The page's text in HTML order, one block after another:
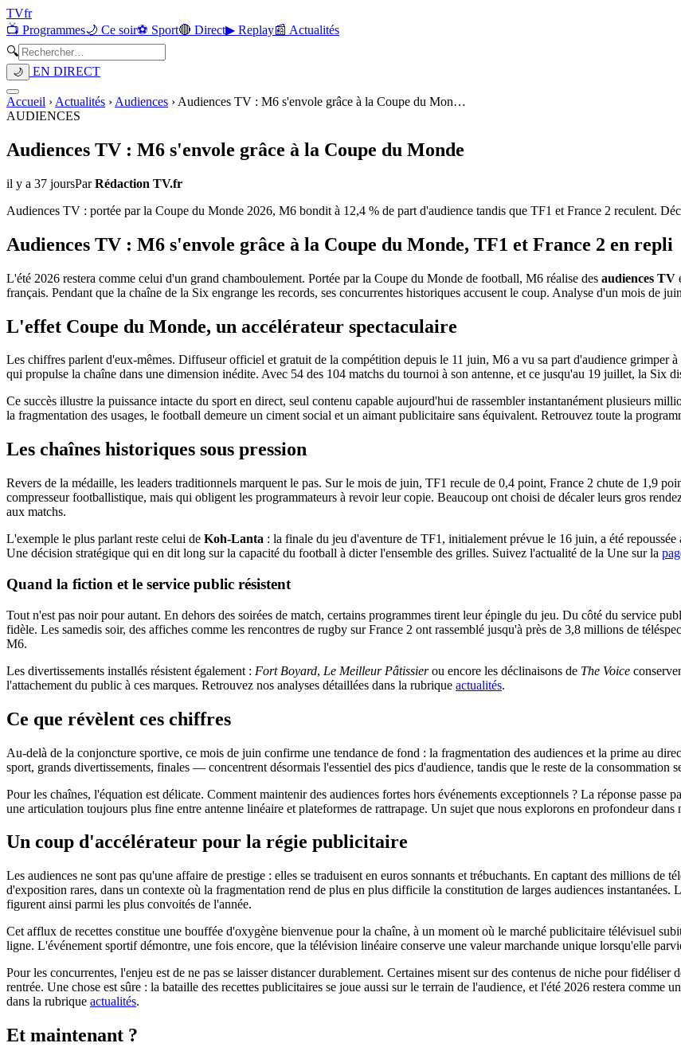
TVfr
📺 Programmes🌙 Ce soir⚽ Sport🔴 Direct▶ Replay📰 Actualités
🔍
🌙 EN DIRECT
Accueil › Actualités › Audiences › Audiences TV : M6 s'envole grâce à la Coupe du Mon…
AUDIENCES
Audiences TV : M6 s'envole grâce à la Coupe du Monde
il y a 37 joursParRédaction TV.fr
Audiences TV : portée par la Coupe du Monde 2026, M6 bondit à 12,4 % de part d'audience tandis que TF1 et France 2 reculent.
Audiences TV : M6 s'envole grâce à la Coupe du Monde, TF1 et France 2 en repli
L'été 2026 restera comme celui d'un grand chamboulement. Portée par la Coupe du Monde de football, M6 réalise des audiences TV
français. Pendant que la chaîne de la Six engrange les records, ses concurrentes historiques accusent le coup. Analyse d'un mois de
L'effet Coupe du Monde, un accélérateur spectaculaire
Les chiffres parlent d'eux-mêmes. Diffuseur officiel et gratuit de la compétition depuis le 11 juin, M6 a vu sa part d'audience grimper
qui propulse la chaîne dans une dimension inédite. Avec 54 des 104 matchs du tournoi à son antenne, et ce jusqu'au 19 juillet, la Six
Ce succès illustre la puissance intacte du sport en direct, seul contenu capable aujourd'hui de rassembler instantanément plusieurs
la fragmentation des usages, le football demeure un ciment social et un aimant publicitaire sans équivalent. Retrouvez toute la
Les chaînes historiques sous pression
Revers de la médaille, les leaders traditionnels marquent le pas. Sur le mois de juin, TF1 recule de 0,4 point, France 2 chute de 1,9
compresseur footballistique, mais qui obligent les programmateurs à revoir leur copie. Beaucoup ont choisi de décaler leurs gros
aux matchs.
L'exemple le plus parlant reste celui de Koh-Lanta : la finale du jeu d'aventure de TF1, initialement prévue le 16 juin, a été
Une décision stratégique qui en dit long sur la capacité du football à dicter l'ensemble des grilles. Suivez l'actualité de la Une sur la
Quand la fiction et le service public résistent
Tout n'est pas noir pour autant. En dehors des soirées de match, certains programmes tirent leur épingle du jeu. Du côté du service
fidèle. Les samedis soir, des affiches comme les rencontres de rugby sur France 2 ont rassemblé jusqu'à près de 3,8 millions de
M6.
Les divertissements installés résistent également : Fort Boyard, Le Meilleur Pâtissierou encore les déclinaisons de The Voice
l'attachement du public à ces marques. Retrouvez nos analyses détaillées dans la rubrique actualités.
Ce que révèlent ces chiffres
Au-delà de la conjoncture sportive, ce mois de juin confirme une tendance de fond : la fragmentation des audiences et la prime au
sport, grands divertissements, finales — concentrent désormais l'essentiel des pics d'audience, tandis que le reste de la consommation
Pour les chaînes, l'équation est délicate. Comment maintenir des audiences fortes hors événements exceptionnels ? La réponse
une articulation toujours plus fine entre antenne linéaire et plateformes de rattrapage. Un sujet que nous explorons en profondeur dans
Un coup d'accélérateur pour la régie publicitaire
Les audiences ne sont pas qu'une affaire de prestige : elles se traduisent en euros sonnants et trébuchants. En captant des millions de
d'exposition rares, dans un contexte où la fragmentation rend de plus en plus difficile la constitution de larges audiences
figurent ainsi parmi les plus convoités de l'année.
Cet afflux de recettes constitue une bouffée d'oxygène bienvenue pour la chaîne, à un moment où le marché publicitaire télévisuel
ligne. L'événement sportif démontre, une fois encore, que la télévision linéaire conserve une valeur marchande unique lorsqu'elle
Pour les concurrentes, l'enjeu est de ne pas se laisser distancer durablement. Certaines misent sur des contenus de niche pour
rentrée. Une chose est sûre : la bataille des recettes publicitaires se joue aussi sur le terrain de l'audience, et l'été 2026 restera comme
dans la rubrique actualités.
Et maintenant ?